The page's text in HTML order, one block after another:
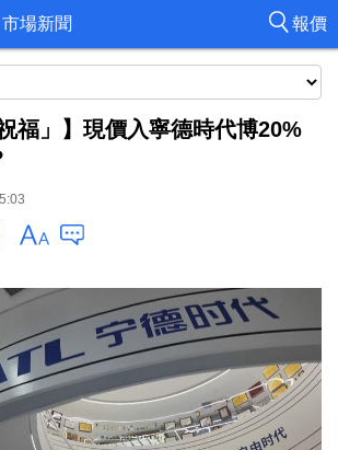
報價
市場新聞
福」】現價入寧德時代博20%